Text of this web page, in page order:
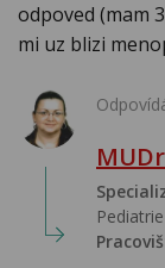
odpoved (mam
mi uz blizi